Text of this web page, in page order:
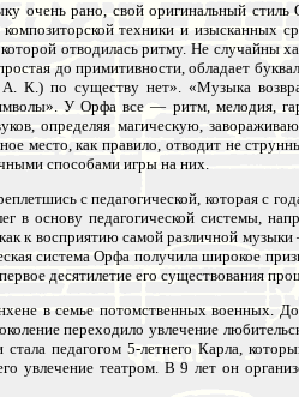
очень рано, свой оригинальный
техники и изысканных
отводилась ритму. Не случайны
до примитивности, обладает
К.) по существу нет». «Музыка
У Орфа все — ритм, мелодия,
определяя магическую,
место, как правило, отводит не
способами игры на них.
с педагогической, которая с
в основу педагогической системы,
к восприятию самой различной
система Орфа получила широкое
десятилетие его существования
в семье потомственных военных.
переходило увлечение
педагогом 5-летнего Карла,
увлечение театром. В 9 лет он